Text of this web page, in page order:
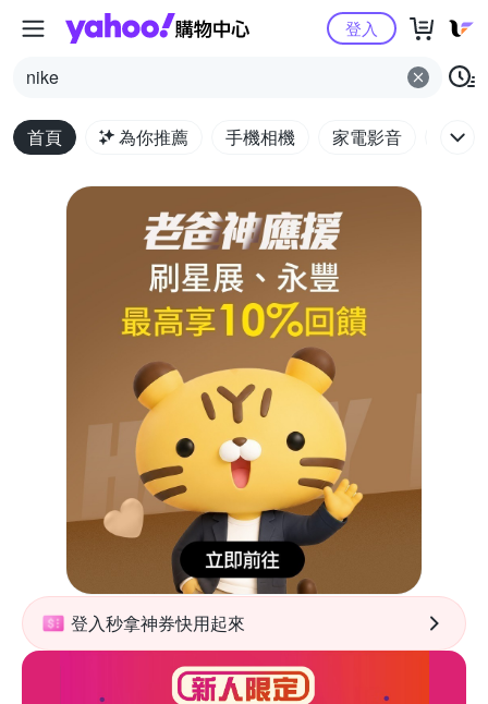
Yahoo購物中心
nike
登入
首頁 為你推薦 手機相機 家電影音 電腦
登入秒拿神券快用起來